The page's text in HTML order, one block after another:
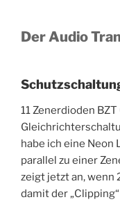
Der Audio
11 Zenerdioden
habe ich eine
parallel zu einer
zeigt jetzt an, wenn
damit der